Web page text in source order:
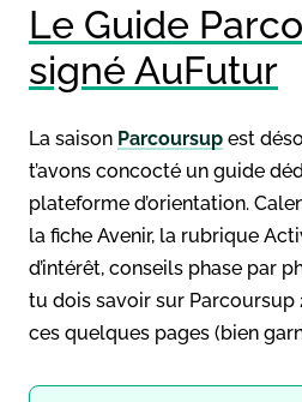
Le Guide
signé AuFutur
La saison Parcoursup est
t’avons concocté un guide
plateforme d’orientation.
la fiche Avenir, la rubrique
d’intérêt, conseils phase par
tu dois savoir sur Parcoursup
ces quelques pages (bien